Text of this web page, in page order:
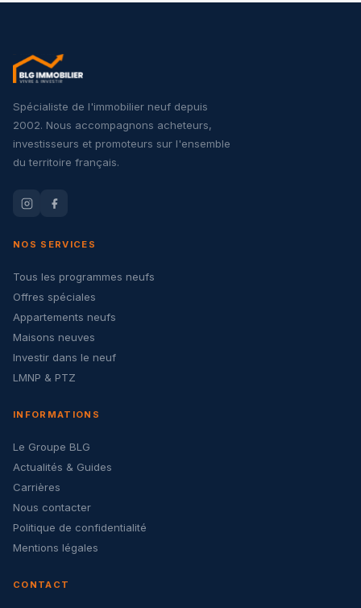
Spécialiste de l'immobilier neuf depuis
2002. Nous accompagnons acheteurs,
investisseurs et promoteurs sur l'ensemble
du territoire français.
NOS SERVICES
Tous les programmes neufs
Offres spéciales
Appartements neufs
Maisons neuves
Investir dans le neuf
LMNP & PTZ
INFORMATIONS
Le Groupe BLG
Actualités & Guides
Carrières
Nous contacter
Politique de confidentialité
Mentions légales
CONTACT